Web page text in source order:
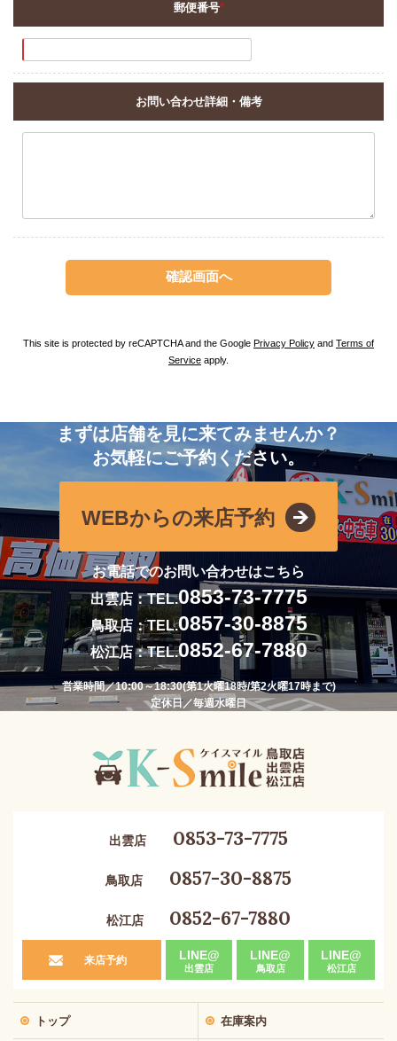
郵便番号*
お問い合わせ詳細・備考
This site is protected by reCAPTCHA and the Google Privacy Policy and Terms of
Service apply.
まずは店舗を見に来てみませんか？
お気軽にご予約ください。
WEBからの来店予約
お電話でのお問い合わせはこちら
出雲店：TEL.0853-73-7775
鳥取店：TEL.0857-30-8875
松江店：TEL.0852-67-7880
営業時間／10:00～18:30(第1火曜18時/第2火曜17時まで)
定休日／毎週水曜日
出雲店 0853-73-7775
鳥取店 0857-30-8875
松江店 0852-67-7880
来店予約 LINE@
出雲店
LINE@
鳥取店
LINE@
松江店
トップ 在庫案内